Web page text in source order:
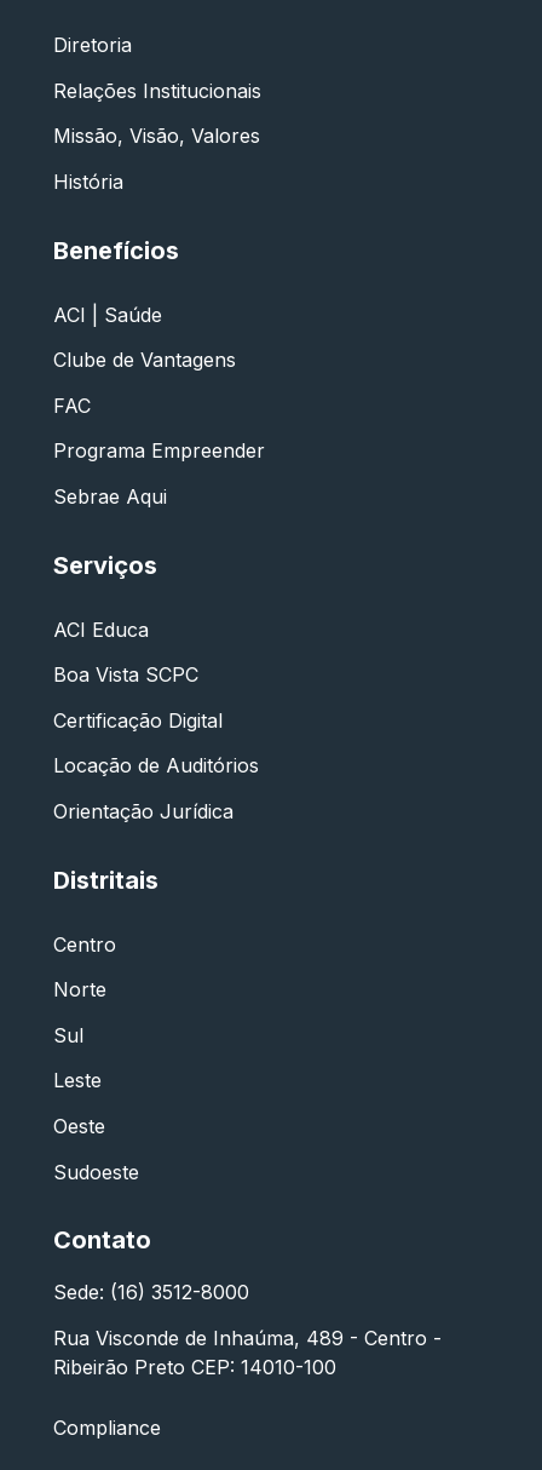
Diretoria
Relações Institucionais
Missão, Visão, Valores
História
Benefícios
ACI | Saúde
Clube de Vantagens
FAC
Programa Empreender
Sebrae Aqui
Serviços
ACI Educa
Boa Vista SCPC
Certificação Digital
Locação de Auditórios
Orientação Jurídica
Distritais
Centro
Norte
Sul
Leste
Oeste
Sudoeste
Contato
Sede: (16) 3512-8000
Rua Visconde de Inhaúma, 489 - Centro -
Ribeirão Preto CEP: 14010-100
Compliance